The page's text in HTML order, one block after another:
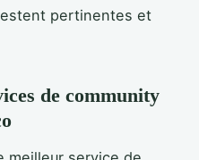
pertinentes et
de community